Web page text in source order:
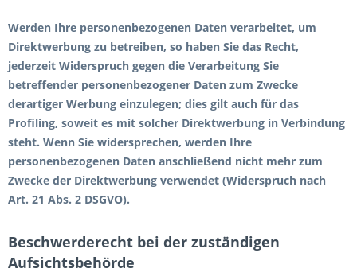
Werden Ihre personenbezogenen Daten verarbeitet, um
Direktwerbung zu betreiben, so haben Sie das Recht,
jederzeit Widerspruch gegen die Verarbeitung Sie
betreffender personenbezogener Daten zum Zwecke
derartiger Werbung einzulegen; dies gilt auch für das
Profiling, soweit es mit solcher Direktwerbung in Verbindung
steht. Wenn Sie widersprechen, werden Ihre
personenbezogenen Daten anschließend nicht mehr zum
Zwecke der Direktwerbung verwendet (Widerspruch nach
Art. 21 Abs. 2 DSGVO).
Beschwerderecht bei der zuständigen
Aufsichtsbehörde